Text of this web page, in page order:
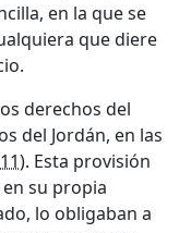
en la que se
que diere
derechos del
del Jordán, en las
). Esta provisión
su propia
lo obligaban a